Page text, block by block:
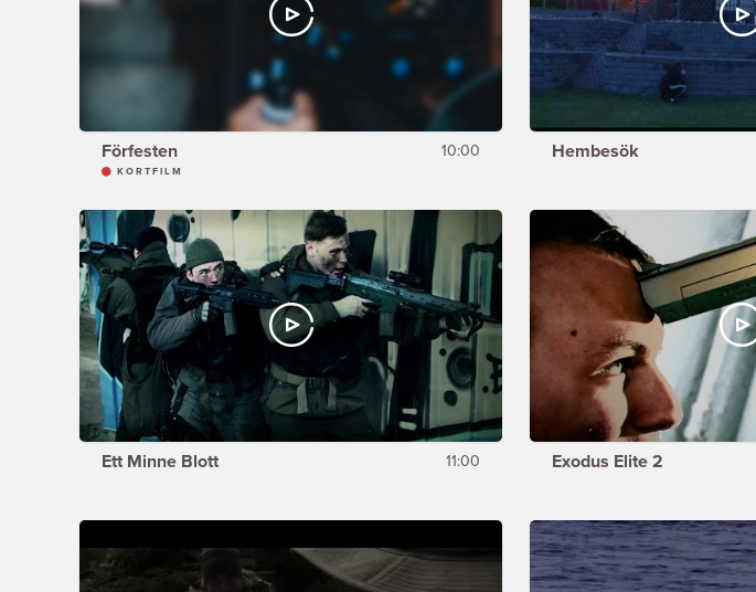
Förfesten 10:00
KORTFILM
Hembesök
Ett Minne Blott 11:00 Exodus Elite 2